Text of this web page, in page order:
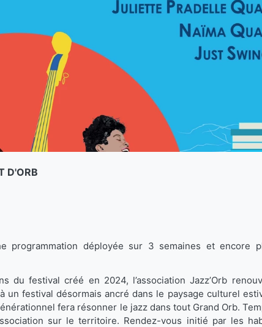
D'ORB
programmation déployée sur 3 semaines et encore
du festival créé en 2024, l’association Jazz’Orb
un festival désormais ancré dans le paysage culturel
fera résonner le jazz dans tout Grand Orb.
sur le territoire. Rendez-vous initié par les